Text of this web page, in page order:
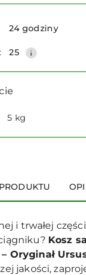
24 godziny
25
5 kg
i trwałej
Kosz
Oryginał
jakości,